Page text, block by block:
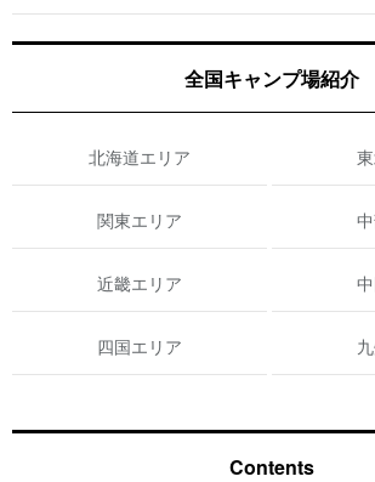
全国キャンプ場紹介
北海道エリア
関東エリア
近畿エリア
四国エリア
Contents